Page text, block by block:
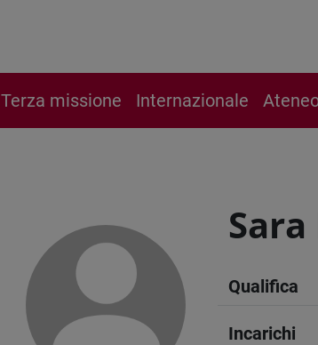
Terza missione Internazionale
Sara
Qualifica
Incarichi